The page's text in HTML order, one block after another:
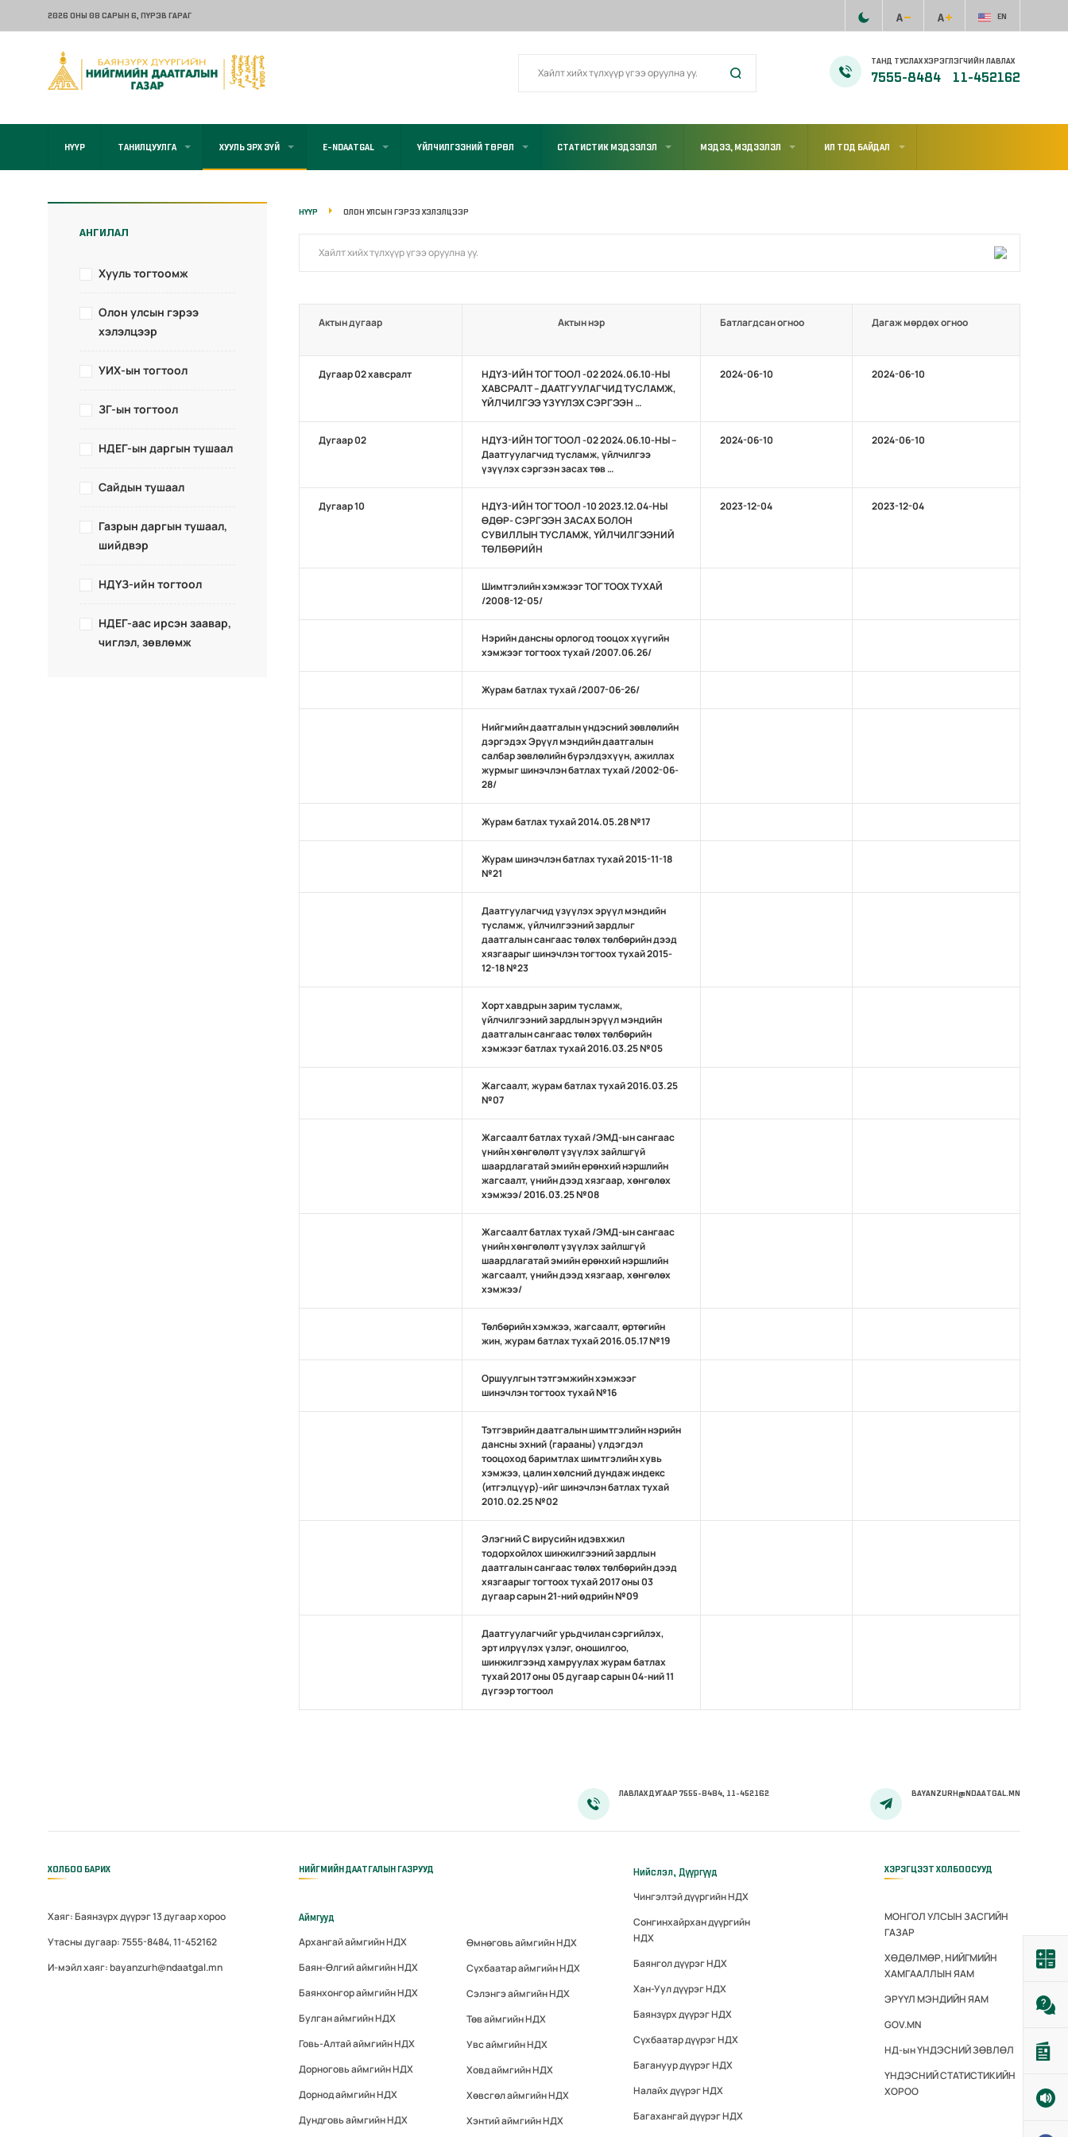
2026 ОНЫ 08 САРЫН 6, ПҮРЭВ ГАРАГ EN
ТАНД ТУСЛАХ ХЭРЭГЛЭГЧИЙН ЛАВЛАХ
7555-8484 11-452162
НҮҮР ТАНИЛЦУУЛГА ХУУЛЬ ЭРХ ЗҮЙ E-NDAATGAL ҮЙЛЧИЛГЭЭНИЙ ТӨРӨЛ СТАТИСТИК МЭДЭЭЛЭЛ МЭДЭЭ, МЭДЭЭЛЭЛ ИЛ ТОД БАЙДАЛ
АНГИЛАЛ
Хууль тогтоомж
Олон улсын гэрээ
хэлэлцээр
УИХ-ын тогтоол
ЗГ-ын тогтоол
НДЕГ-ын даргын тушаал
Сайдын тушаал
Газрын даргын тушаал,
шийдвэр
НДҮЗ-ийн тогтоол
НДЕГ-аас ирсэн заавар,
чиглэл, зөвлөмж
НҮҮР ОЛОН УЛСЫН ГЭРЭЭ ХЭЛЭЛЦЭЭР
Актын дугаар Актын нэр Батлагдсан огноо Дагаж мөрдөх огноо
Дугаар 02 хавсралт
НДҮЗ-ИЙН ТОГТООЛ -02 2024.06.10-НЫ
ХАВСРАЛТ – ДААТГУУЛАГЧИД ТУСЛАМЖ,
ҮЙЛЧИЛГЭЭ ҮЗҮҮЛЭХ СЭРГЭЭН …
2024-06-10 2024-06-10
Дугаар 02
НДҮЗ-ИЙН ТОГТООЛ -02 2024.06.10-НЫ –
Даатгуулагчид тусламж, үйлчилгээ
үзүүлэх сэргээн засах төв …
2024-06-10 2024-06-10
Дугаар 10
НДҮЗ-ИЙН ТОГТООЛ -10 2023.12.04-НЫ
ӨДӨР- СЭРГЭЭН ЗАСАХ БОЛОН
СУВИЛЛЫН ТУСЛАМЖ, ҮЙЛЧИЛГЭЭНИЙ
ТӨЛБӨРИЙН
2023-12-04 2023-12-04
Шимтгэлийн хэмжээг ТОГТООХ ТУХАЙ
/2008-12-05/
Нэрийн дансны орлогод тооцох хүүгийн
хэмжээг тогтоох тухай /2007.06.26/
Журам батлах тухай /2007-06-26/
Нийгмийн даатгалын үндэсний зөвлөлийн
дэргэдэх Эрүүл мэндийн даатгалын
салбар зөвлөлийн бүрэлдэхүүн, ажиллах
журмыг шинэчлэн батлах тухай /2002-06-
28/
Журам батлах тухай 2014.05.28 №17
Журам шинэчлэн батлах тухай 2015-11-18
№21
Даатгуулагчид үзүүлэх эрүүл мэндийн
тусламж, үйлчилгээний зардлыг
даатгалын сангаас төлөх төлбөрийн дээд
хязгаарыг шинэчлэн тогтоох тухай 2015-
12-18 №23
Хорт хавдрын зарим тусламж,
үйлчилгээний зардлын эрүүл мэндийн
даатгалын сангаас төлөх төлбөрийн
хэмжээг батлах тухай 2016.03.25 №05
Жагсаалт, журам батлах тухай 2016.03.25
№07
Жагсаалт батлах тухай /ЭМД-ын сангаас
үнийн хөнгөлөлт үзүүлэх зайлшгүй
шаардлагатай эмийн ерөнхий нэршлийн
жагсаалт, үнийн дээд хязгаар, хөнгөлөх
хэмжээ/ 2016.03.25 №08
Жагсаалт батлах тухай /ЭМД-ын сангаас
үнийн хөнгөлөлт үзүүлэх зайлшгүй
шаардлагатай эмийн ерөнхий нэршлийн
жагсаалт, үнийн дээд хязгаар, хөнгөлөх
хэмжээ/
Төлбөрийн хэмжээ, жагсаалт, өртөгийн
жин, журам батлах тухай 2016.05.17 №19
Оршуулгын тэтгэмжийн хэмжээг
шинэчлэн тогтоох тухай №16
Тэтгэврийн даатгалын шимтгэлийн нэрийн
дансны эхний (гарааны) үлдэгдэл
тооцоход баримтлах шимтгэлийн хувь
хэмжээ, цалин хөлсний дундаж индекс
(итгэлцүүр)-ийг шинэчлэн батлах тухай
2010.02.25 №02
Элэгний С вирусийн идэвхжил
тодорхойлох шинжилгээний зардлын
даатгалын сангаас төлөх төлбөрийн дээд
хязгаарыг тогтоох тухай 2017 оны 03
дугаар сарын 21-ний өдрийн №09
Даатгуулагчийг урьдчилан сэргийлэх,
эрт илрүүлэх үзлэг, оношилгоо,
шинжилгээнд хамруулах журам батлах
тухай 2017 оны 05 дугаар сарын 04-ний 11
дүгээр тогтоол
ЛАВЛАХ ДУГААР 7555-8484, 11-452162 BAYANZURH@NDAATGAL.MN
ХОЛБОО БАРИХ
Хаяг: Баянзүрх дүүрэг 13 дугаар хороо
Утасны дугаар: 7555-8484, 11-452162
И-мэйл хаяг: bayanzurh@ndaatgal.mn
НИЙГМИЙН ДААТГАЛЫН ГАЗРУУД
Аймгууд
Архангай аймгийн НДХ
Баян-Өлгий аймгийн НДХ
Баянхонгор аймгийн НДХ
Булган аймгийн НДХ
Говь-Алтай аймгийн НДХ
Дорноговь аймгийн НДХ
Дорнод аймгийн НДХ
Дундговь аймгийн НДХ
Өмнөговь аймгийн НДХ
Сүхбаатар аймгийн НДХ
Сэлэнгэ аймгийн НДХ
Төв аймгийн НДХ
Увс аймгийн НДХ
Ховд аймгийн НДХ
Хөвсгөл аймгийн НДХ
Хэнтий аймгийн НДХ
Нийслэл, Дүүргүүд
Чингэлтэй дүүргийн НДХ
Сонгинхайрхан дүүргийн
НДХ
Баянгол дүүрэг НДХ
Хан-Уул дүүрэг НДХ
Баянзүрх дүүрэг НДХ
Сүхбаатар дүүрэг НДХ
Багануур дүүрэг НДХ
Налайх дүүрэг НДХ
Багахангай дүүрэг НДХ
ХЭРЭГЦЭЭТ ХОЛБООСУУД
МОНГОЛ УЛСЫН ЗАСГИЙН
ГАЗАР
ХӨДӨЛМӨР, НИЙГМИЙН
ХАМГААЛЛЫН ЯАМ
ЭРҮҮЛ МЭНДИЙН ЯАМ
GOV.MN
НД-ын ҮНДЭСНИЙ ЗӨВЛӨЛ
ҮНДЭСНИЙ СТАТИСТИКИЙН
ХОРОО